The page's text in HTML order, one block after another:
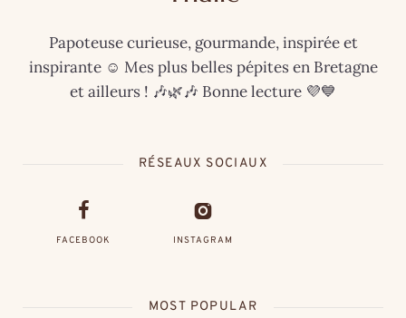
Papoteuse curieuse, gourmande, inspirée et
inspirante ☺️ Mes plus belles pépites en Bretagne
et ailleurs ! 🎶🌿🎶 Bonne lecture 💜💙
RÉSEAUX SOCIAUX
FACEBOOK INSTAGRAM
MOST POPULAR